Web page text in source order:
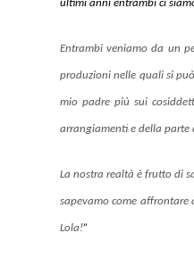
ultimi anni entrambi ci
Entrambi veniamo da un
produzioni nelle quali si
mio padre più sui
arrangiamenti e della parte
La nostra realtà è frutto di
sapevamo come affrontare
Lola!”